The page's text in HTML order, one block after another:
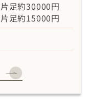
足約30000円
足約15000円